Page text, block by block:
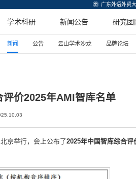
广东外语外贸
学术科研 新闻公告 研究团
新闻 公告 云山学术沙龙 品牌论坛
价2025年AMI智库名单
京举行，会上公布了2025年中国智库综合评